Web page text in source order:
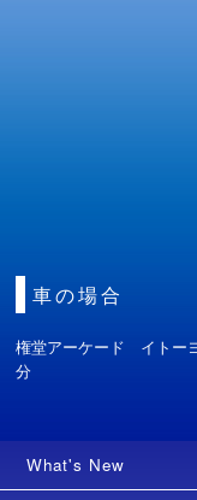
車の場合
権堂アーケード イトー
分
What's New